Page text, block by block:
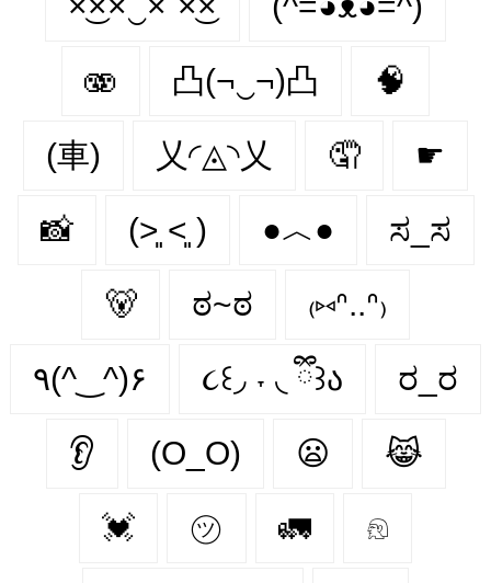
🫨 凸(¬‿¬)凸 🧠
(車) 乂◜◬◝乂 🤦 ☛
📸 (˃͈ ˂͈ ) ●︿● ಸ_ಸ
🐻 ಠ~ಠ ₍⑅ᐢ..ᐢ₎
٩(^‿^)۶ ૮꒰◞ ˕ ◟ ྀི꒱ა ರ_ರ
👂 (O_O) 😦 😹
💓 ㋡ 🚛 𓁶